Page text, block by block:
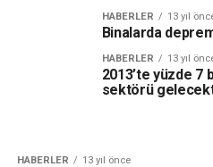
HABERLER 13 yıl
Binalarda
HABERLER 13 yıl
2013’te yüzde 7
sektörü
HABERLER 13 yıl önce